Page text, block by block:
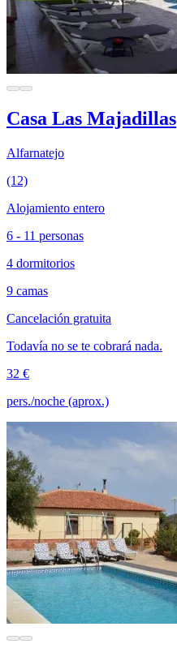
Casa Las Majadillas
Alfarnatejo
(12)
Alojamiento entero
6 - 11 personas
4 dormitorios
9 camas
Cancelación gratuita
Todavía no se te cobrará nada.
32 €
pers./noche (aprox.)